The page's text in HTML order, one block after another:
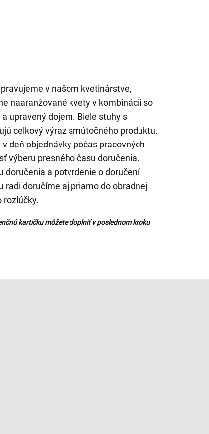
v našom kvetinárstve,
naaranžované kvety v kombinácii so
upravený dojem. Biele stuhy s
celkový výraz smútočného produktu.
deň objednávky počas pracovných
výberu presného času doručenia.
doručenia a potvrdenie o doručení
radi doručíme aj priamo do obradnej
rozlúčky.
kartičku môžete doplniť v poslednom kroku